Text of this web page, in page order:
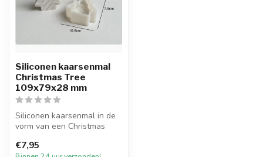
Siliconen kaarsenmal
Christmas Tree
109x79x28 mm
Siliconen kaarsenmal in de
vorm van een Christmas
109...
€7,95